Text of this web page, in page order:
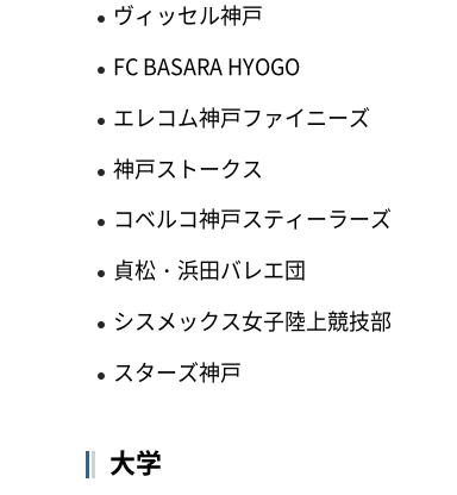
ヴィッセル神戸
FC BASARA HYOGO
エレコム神戸ファイニーズ
神戸ストークス
コベルコ神戸スティーラーズ
貞松・浜田バレエ団
シスメックス女子陸上競技部
スターズ神戸
大学